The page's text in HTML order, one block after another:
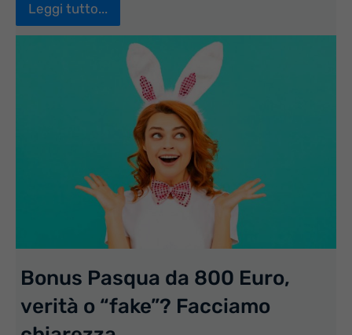
Leggi tutto...
Bonus Pasqua da 800 Euro,
verità o “fake”? Facciamo